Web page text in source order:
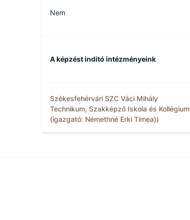
Nem
A képzést indító intézményeink
Székesfehérvári SZC Váci Mihály
Technikum, Szakképző Iskola és Kollégium
(igazgató: Némethné Erki Tímea))